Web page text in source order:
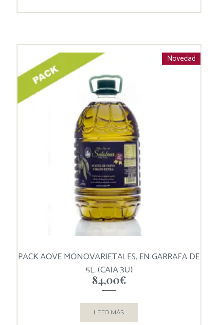
Novedad
PACK AOVE MONOVARIETALES, EN GARRAFA DE
5L. (CAJA 3U)
84,00€
LEER MÁS